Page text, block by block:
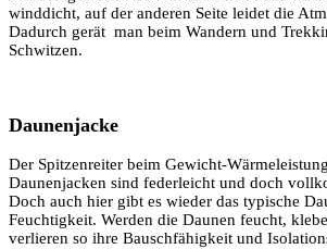
winddicht, auf der anderen Seite leidet die
Dadurch gerät man beim Wandern und
Schwitzen.
Daunenjacke
Der Spitzenreiter beim Gewicht-
Daunenjacken sind federleicht und doch
Doch auch hier gibt es wieder das typische
Feuchtigkeit. Werden die Daunen feucht,
verlieren so ihre Bauschfähigkeit und